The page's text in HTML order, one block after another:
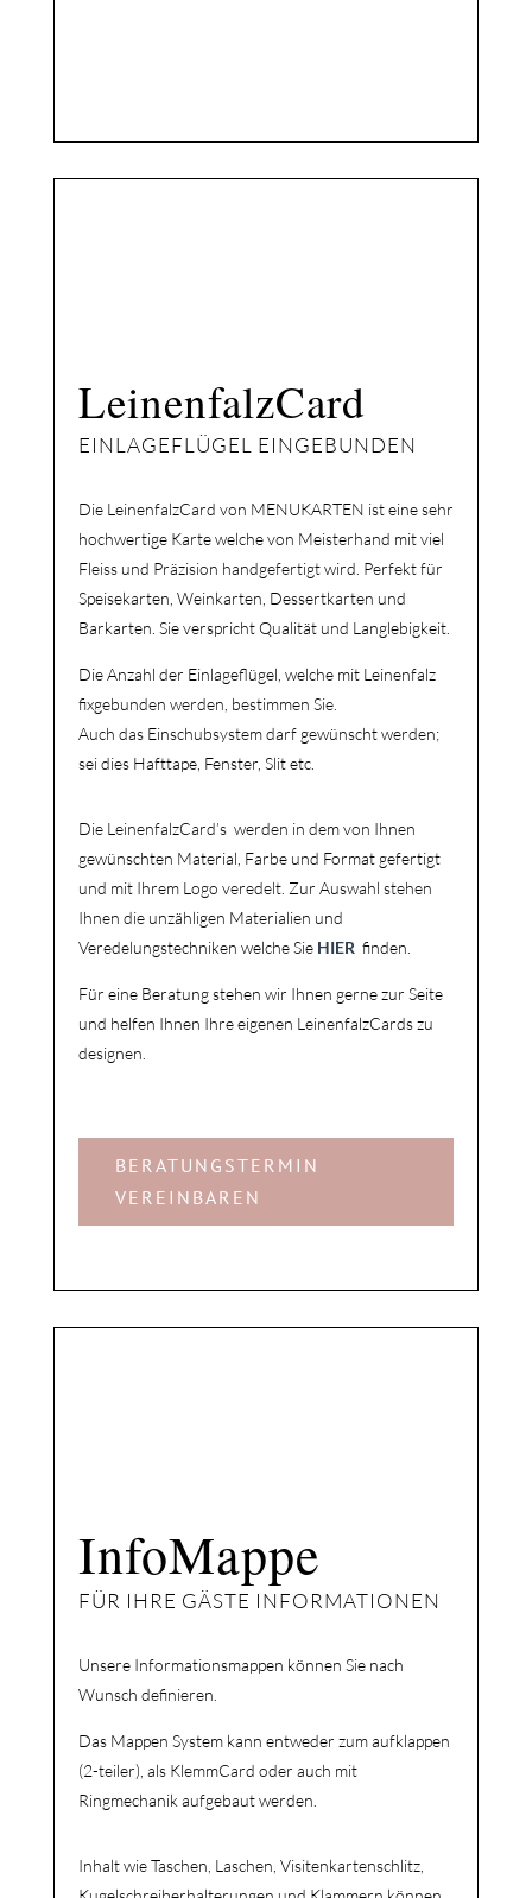
LeinenfalzCard
EINLAGEFLÜGEL EINGEBUNDEN
Die LeinenfalzCard von MENUKARTEN ist eine sehr
hochwertige Karte welche von Meisterhand mit viel
Fleiss und Präzision handgefertigt wird. Perfekt für
Speisekarten, Weinkarten, Dessertkarten und
Barkarten. Sie verspricht Qualität und Langlebigkeit.
Die Anzahl der Einlageflügel, welche mit Leinenfalz
fixgebunden werden, bestimmen Sie.
Auch das Einschubsystem darf gewünscht werden;
sei dies Hafttape, Fenster, Slit etc.
Die LeinenfalzCard’s werden in dem von Ihnen
gewünschten Material, Farbe und Format gefertigt
und mit Ihrem Logo veredelt. Zur Auswahl stehen
Ihnen die unzähligen Materialien und
Veredelungstechniken welche Sie HIER finden.
Für eine Beratung stehen wir Ihnen gerne zur Seite
und helfen Ihnen Ihre eigenen LeinenfalzCards zu
designen.
BERATUNGSTERMIN
VEREINBAREN
InfoMappe
FÜR IHRE GÄSTE INFORMATIONEN
Unsere Informationsmappen können Sie nach
Wunsch definieren.
Das Mappen System kann entweder zum aufklappen
(2-teiler), als KlemmCard oder auch mit
Ringmechanik aufgebaut werden.
Inhalt wie Taschen, Laschen, Visitenkartenschlitz,